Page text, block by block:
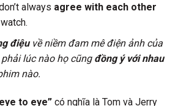
always agree with each other
điệuvề niềm đam mê điện ảnh của
lúc nào họ cũng đồng ý với nhau
nào.
to eye” có nghĩa là Tom và Jerry